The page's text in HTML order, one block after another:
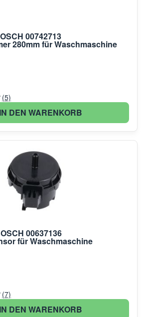
00742713
280mm für Waschmaschine
(5)
IN DEN WARENKORB
00637136
für Waschmaschine
(7)
IN DEN WARENKORB